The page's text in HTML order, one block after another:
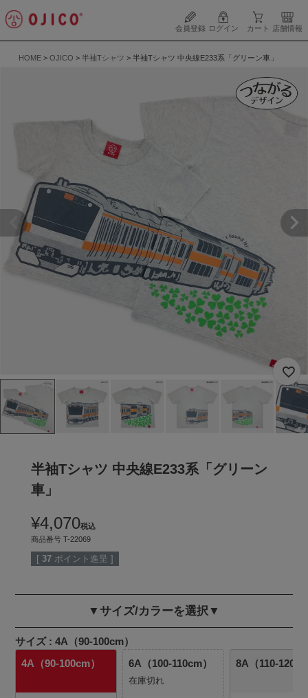
会員登録 ログイン カート 店舗情報
HOME OJICO 半袖Tシャツ 半袖Tシャツ 中央線E233系「グリーン車」
半袖Tシャツ 中央線E233系「グリーン
車」
¥4,070税込
商品番号 T-22069
[ 37 ポイント進呈 ]
▼サイズ/カラーを選択▼
サイズ
4A（90-100cm）
4A（90-100cm）
6A（100-110cm）
在庫切れ
8A（110-